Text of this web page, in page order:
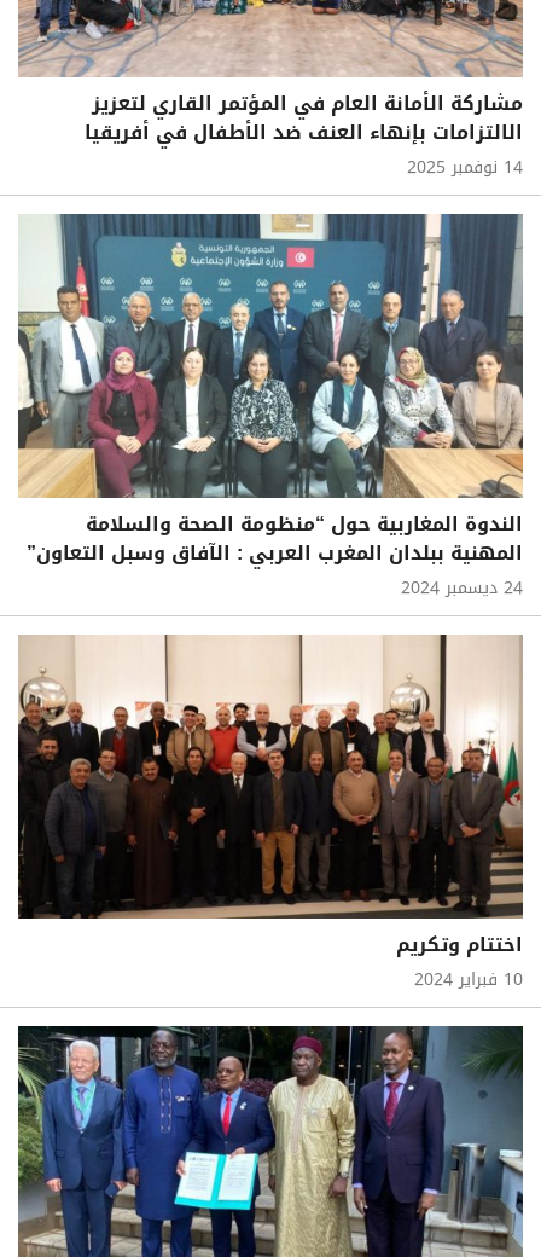
مشاركة الأمانة العام في المؤتمر القاري لتعزيز
الالتزامات بإنهاء العنف ضد الأطفال في أفريقيا
14 نوفمبر 2025
الندوة المغاربية حول “منظومة الصحة والسلامة
المهنية ببلدان المغرب العربي : الآفاق وسبل التعاون”
24 ديسمبر 2024
اختتام وتكريم
10 فبراير 2024